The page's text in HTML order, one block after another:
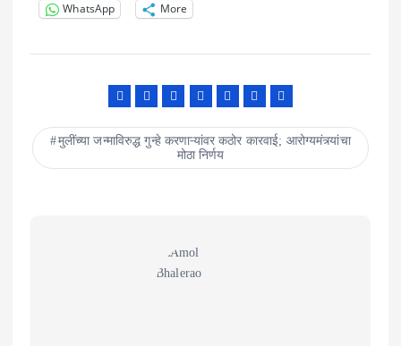
WhatsApp
More
मुलींच्या जन्माविरुद्ध गुन्हे करणाऱ्यांवर कठोर कारवाई; आरोग्यमंत्र्यांचा
मोठा निर्णय